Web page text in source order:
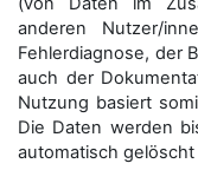
anderen Nutzer/
Fehlerdiagnose, der
auch der
Nutzung basiert
Die Daten werden
automatisch